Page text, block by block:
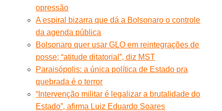
opressão
A espiral bizarra que dá a Bolsonaro o controle
da agenda pública
Bolsonaro quer usar GLO em reintegrações de
posse; “atitude ditatorial”, diz MST
Paraisópolis: a única política de Estado pra
quebrada é o terror
“Intervenção militar é legalizar a brutalidade do
Estado”, afirma Luiz Eduardo Soares